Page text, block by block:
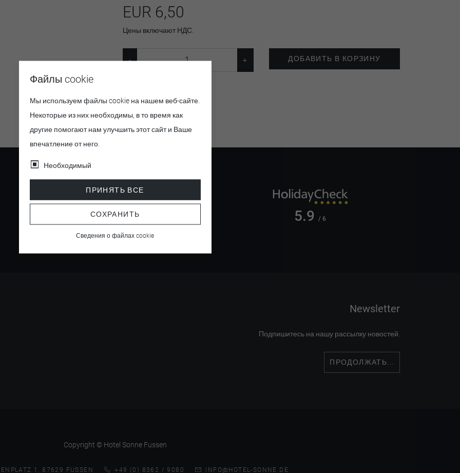
EUR 6,50
Цены включают НДС.
ДОБАВИТЬ В КОРЗИНУ
Артикул: SW12338.15
4.5 / 5 5.9 / 6
Newsletter
Подпишитесь на нашу рассылку новостей.
ПРОДОЛЖАТЬ...
Copyright © Hotel Sonne Fussen
1, 87629 FUSSEN +49 (0) 8362 / 9080 INFO@HOTEL-SONNE.DE
Файлы cookie
Мы используем файлы cookie на нашем веб-сайте.
Некоторые из них необходимы, в то время как
другие помогают нам улучшить этот сайт и Ваше
впечатление от него.
Необходимый
ПРИНЯТЬ ВСЕ
СОХРАНИТЬ
Сведения о файлах cookie